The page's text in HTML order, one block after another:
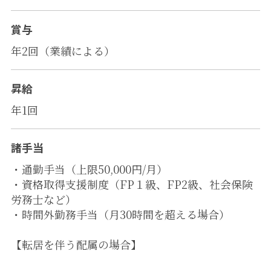
賞与
年2回（業績による）
昇給
年1回
諸手当
・通勤手当（上限50,000円/月）
・資格取得支援制度（FP１級、FP2級、社会保険
労務士など）
・時間外勤務手当（月30時間を超える場合）
【転居を伴う配属の場合】